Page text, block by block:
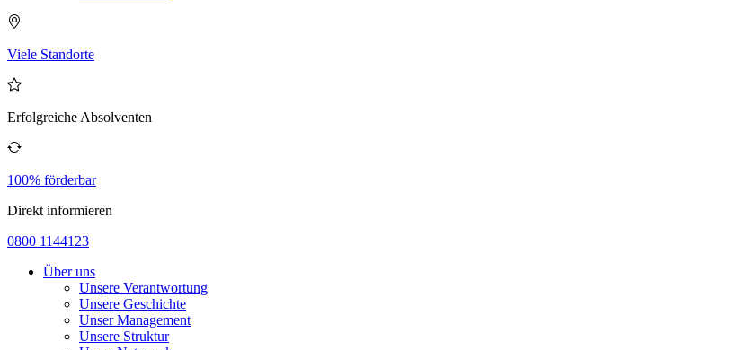
Viele Standorte
Erfolgreiche Absolventen
100% förderbar
Direkt informieren
0800 1144123
Über uns
Unsere Verantwortung
Unsere Geschichte
Unser Management
Unsere Struktur